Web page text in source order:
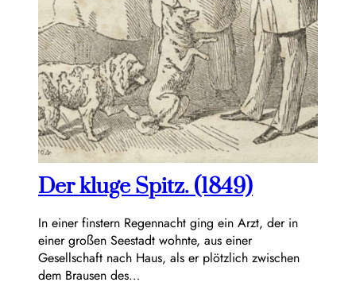
Der kluge Spitz. (1849)
In einer finstern Regennacht ging ein Arzt, der in
einer großen Seestadt wohnte, aus einer
Gesellschaft nach Haus, als er plötzlich zwischen
dem Brausen des…